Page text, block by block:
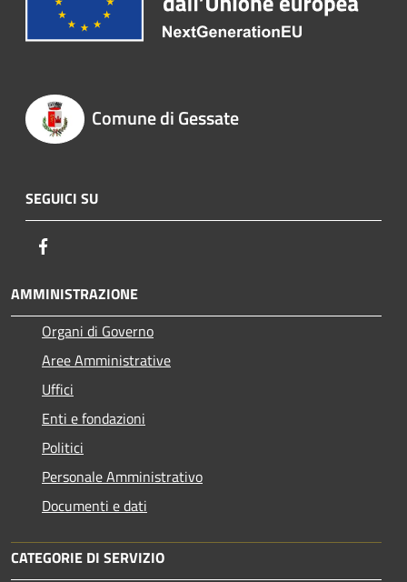
Comune di Gessate
SEGUICI SU
AMMINISTRAZIONE
Organi di Governo
Aree Amministrative
Uffici
Enti e fondazioni
Politici
Personale Amministrativo
Documenti e dati
CATEGORIE DI SERVIZIO